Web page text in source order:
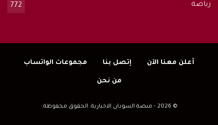
رياضة 772
أعلن معنا الآن إتصل بنا مجموعات الواتساب
من نحن
© 2026 - منصة السودان الاخبارية. الحقوق محفوظة.